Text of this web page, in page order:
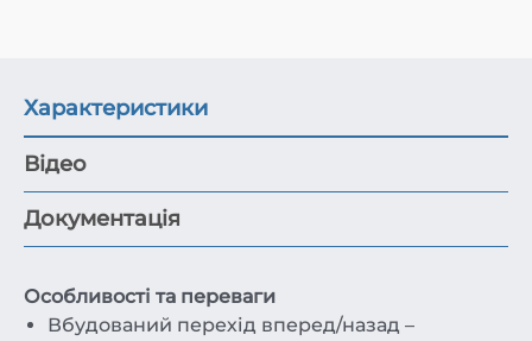
Характеристики
Відео
Документація
Особливості та переваги
Вбудований перехід вперед/назад –